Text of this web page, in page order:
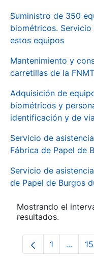
Suministro de 350
biométricos.
estos equipos
Mantenimiento y
carretillas de la
Adquisición de
biométricos y
identificación y de
Servicio de
Fábrica de Papel de
Servicio de
de Papel de Burgos
Mostrando el
resultados.
Página
1 ... 15